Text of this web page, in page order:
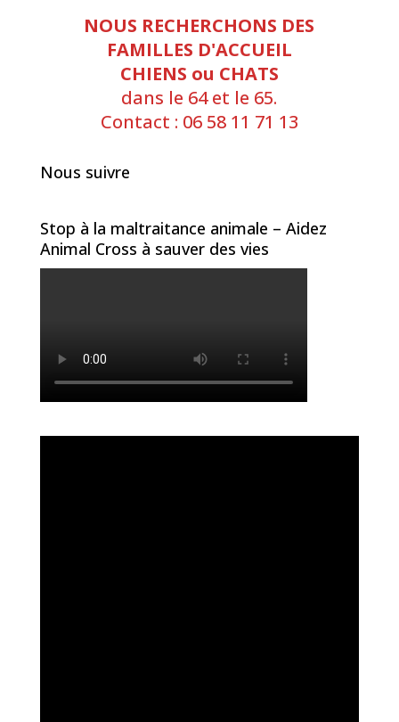
NOUS RECHERCHONS DES
FAMILLES D'ACCUEIL
CHIENS ou CHATS
dans le 64 et le 65.
Contact : 06 58 11 71 13
Nous suivre
Stop à la maltraitance animale – Aidez
Animal Cross à sauver des vies